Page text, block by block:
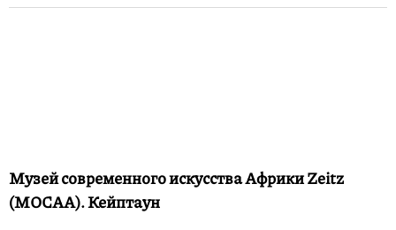
Музей современного искусства Африки Zeitz
(MOCAA). Кейптаун